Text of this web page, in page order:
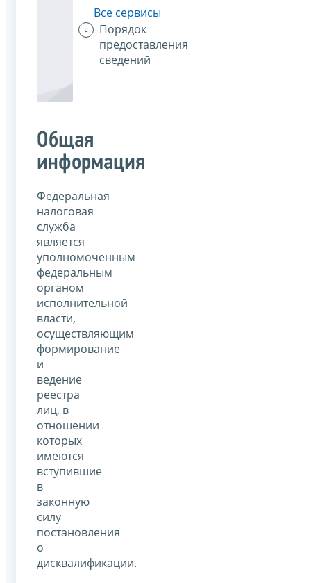
Порядок
предоставления
сведений
Общая
информация
Федеральная
налоговая
служба
является
уполномоченным
федеральным
органом
исполнительной
власти,
осуществляющим
формирование
и
ведение
реестра
лиц, в
отношении
которых
имеются
вступившие
в
законную
силу
постановления
о
дисквалификации.
Все сервисы